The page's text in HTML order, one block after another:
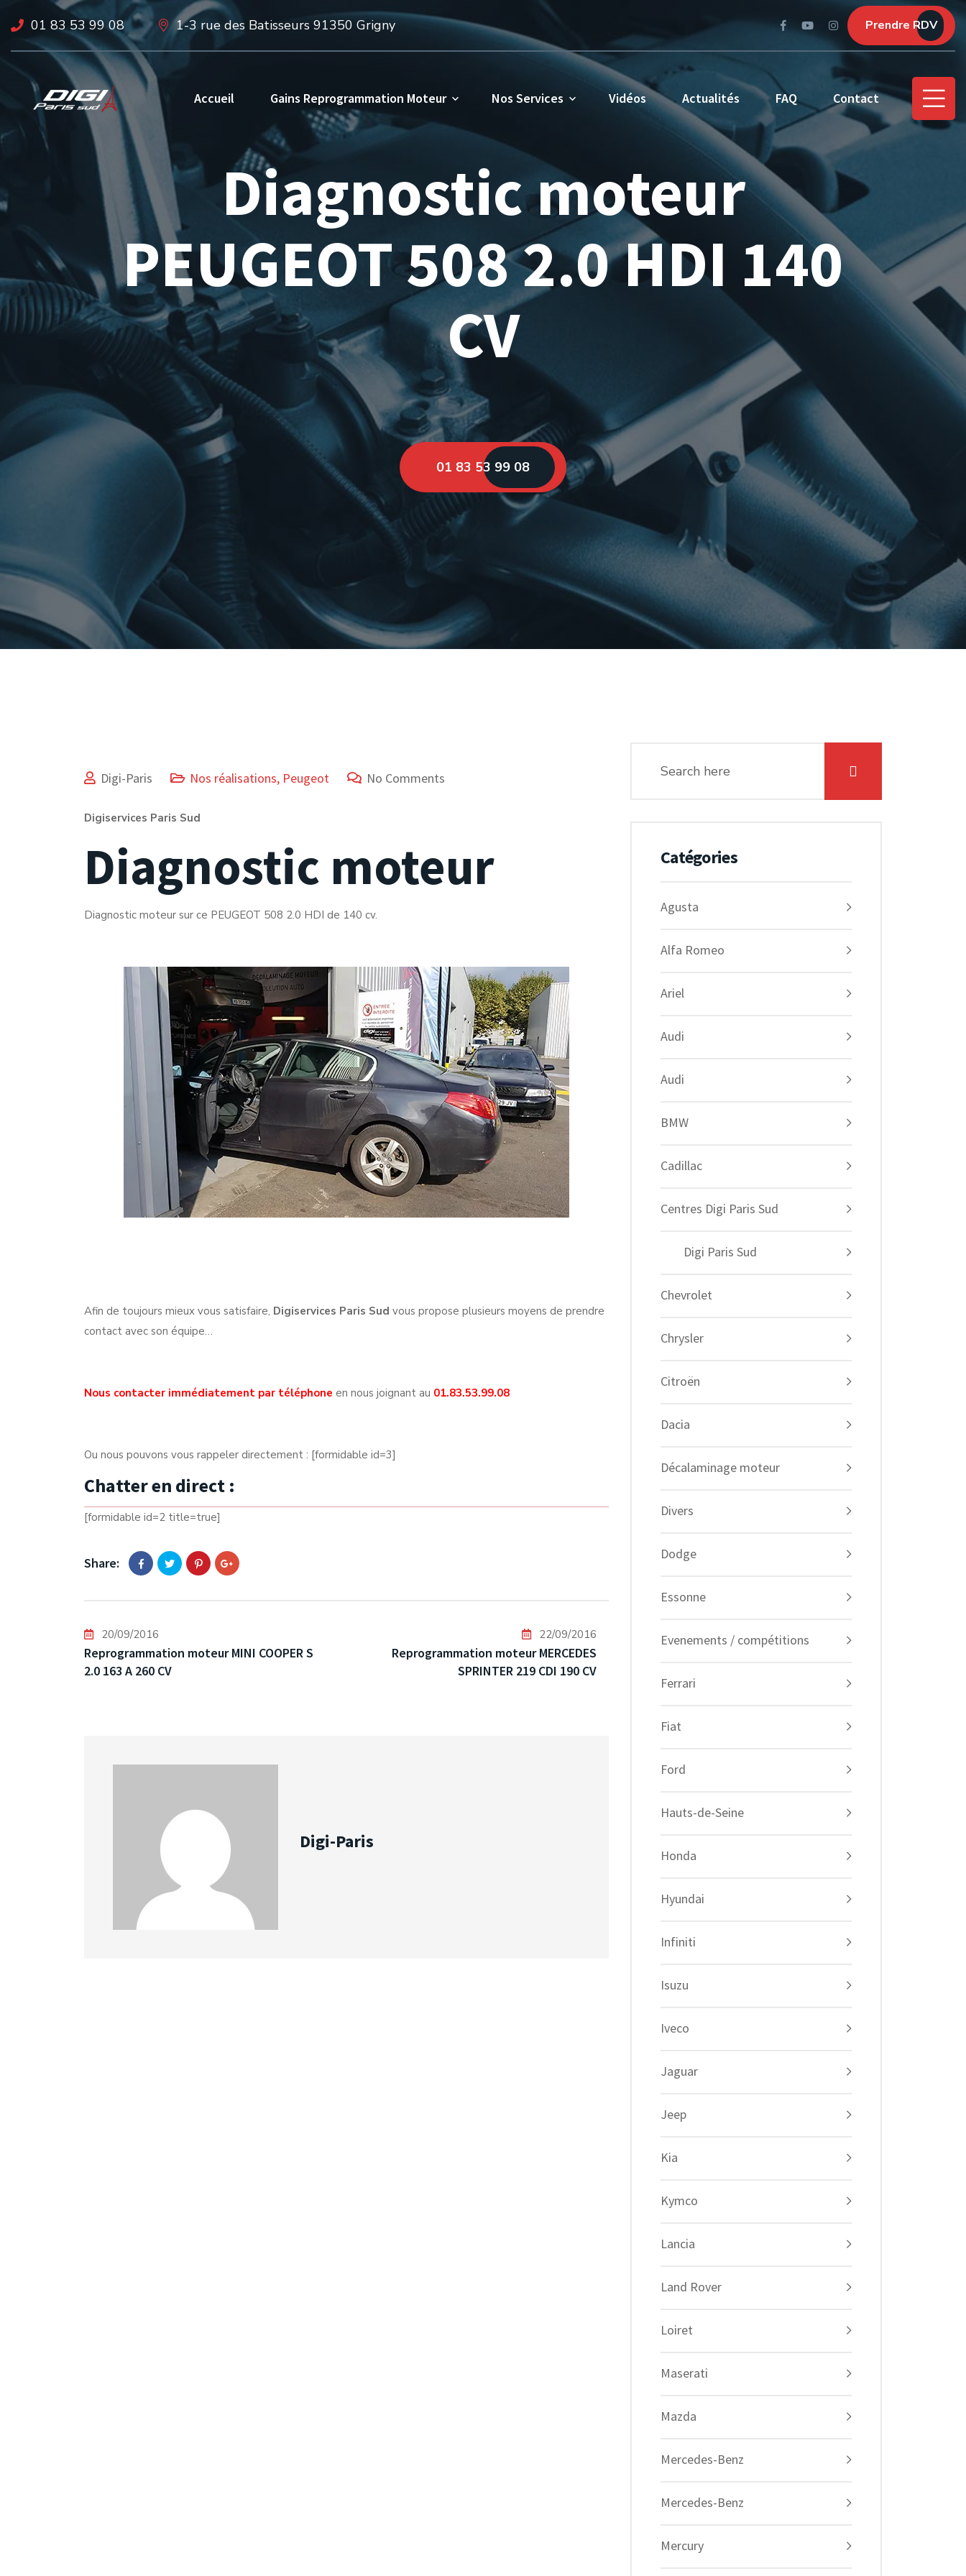
01 83 53 99 08 1-3 rue des Batisseurs 91350 Grigny Prendre RDV
Accueil Gains Reprogrammation Moteur Nos Services Vidéos Actualités FAQ Contact
Diagnostic moteur
PEUGEOT 508 2.0 HDI 140
CV
01 83 53 99 08
Digi-Paris Nos réalisations, Peugeot No Comments
Digiservices Paris Sud
Diagnostic moteur
Diagnostic moteur sur ce PEUGEOT 508 2.0 HDI de 140 cv.
Afin de toujours mieux vous satisfaire, Digiservices Paris Sud vous propose plusieurs moyens de prendre
contact avec son équipe…
Nous contacter immédiatement par téléphone en nous joignant au 01.83.53.99.08
Ou nous pouvons vous rappeler directement : [formidable id=3]
Chatter en direct :
[formidable id=2 title=true]
Share:
20/09/2016
Reprogrammation moteur MINI COOPER S
2.0 163 A 260 CV
22/09/2016
Reprogrammation moteur MERCEDES
SPRINTER 219 CDI 190 CV
Digi-Paris
Catégories
Agusta
Alfa Romeo
Ariel
Audi
Audi
BMW
Cadillac
Centres Digi Paris Sud
Digi Paris Sud
Chevrolet
Chrysler
Citroën
Dacia
Décalaminage moteur
Divers
Dodge
Essonne
Evenements / compétitions
Ferrari
Fiat
Ford
Hauts-de-Seine
Honda
Hyundai
Infiniti
Isuzu
Iveco
Jaguar
Jeep
Kia
Kymco
Lancia
Land Rover
Loiret
Maserati
Mazda
Mercedes-Benz
Mercedes-Benz
Mercury